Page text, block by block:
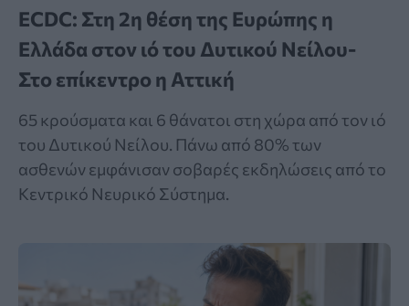
ECDC: Στη 2η θέση της Ευρώπης η
Ελλάδα στον ιό του Δυτικού Νείλου-
Στο επίκεντρο η Αττική
65 κρούσματα και 6 θάνατοι στη χώρα από τον ιό
του Δυτικού Νείλου. Πάνω από 80% των
ασθενών εμφάνισαν σοβαρές εκδηλώσεις από το
Κεντρικό Νευρικό Σύστημα.